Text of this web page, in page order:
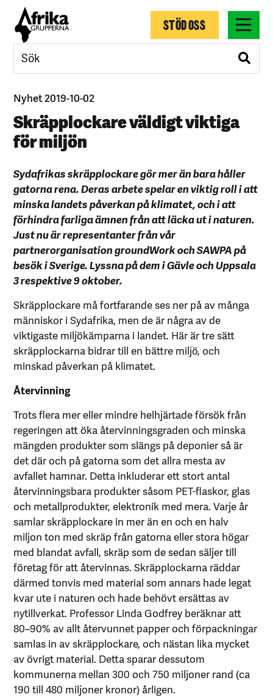
STÖD OSS
Nyhet 2019-10-02
Skräpplockare väldigt viktiga
för miljön
Sydafrikas skräpplockare gör mer än bara håller
gatorna rena. Deras arbete spelar en viktig roll i att
minska landets påverkan på klimatet, och i att
förhindra farliga ämnen från att läcka ut i naturen.
Just nu är representanter från vår
partnerorganisation groundWork och SAWPA på
besök i Sverige. Lyssna på dem i Gävle och Uppsala
3 respektive 9 oktober.
Skräpplockare må fortfarande ses ner på av många
människor i Sydafrika, men de är några av de
viktigaste miljökämparna i landet. Här är tre sätt
skräpplockarna bidrar till en bättre miljö, och
minskad påverkan på klimatet.
Återvinning
Trots flera mer eller mindre helhjärtade försök från
regeringen att öka återvinningsgraden och minska
mängden produkter som slängs på deponier så är
det där och på gatorna som det allra mesta av
avfallet hamnar. Detta inkluderar ett stort antal
återvinningsbara produkter såsom PET-flaskor, glas
och metallprodukter, elektronik med mera. Varje år
samlar skräpplockare in mer än en och en halv
miljon ton med skräp från gatorna eller stora högar
med blandat avfall, skräp som de sedan säljer till
företag för att återvinnas. Skräpplockarna räddar
därmed tonvis med material som annars hade legat
kvar ute i naturen och hade behövt ersättas av
nytillverkat. Professor Linda Godfrey beräknar att
80–90% av allt återvunnet papper och förpackningar
samlas in av skräpplockare, och nästan lika mycket
av övrigt material. Detta sparar dessutom
kommunerna mellan 300 och 750 miljoner rand (ca
190 till 480 miljoner kronor) årligen.